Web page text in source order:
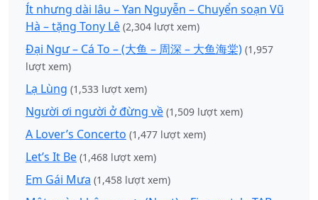
Ít nhưng dài lâu – Yan Nguyễn – Chuyển soạn Vũ
Hà – tặng Tony Lê (2,304 lượt xem)
Đại Ngư – Cá To – (大鱼 – 周深 – 大鱼海棠) (1,957
lượt xem)
Lạ Lùng (1,533 lượt xem)
Người ơi người ở đừng về (1,509 lượt xem)
A Lover’s Concerto (1,477 lượt xem)
Let’s It Be (1,468 lượt xem)
Em Gái Mưa (1,458 lượt xem)